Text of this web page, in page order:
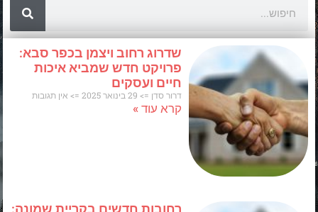
שדרוג רחוב ויצמן בכפר סבא:
פרויקט חדש שמביא איכות
חיים ועסקים
דרור סדן אין תגובות
קרא עוד »
רחובות חדשים בקריית שמונה: